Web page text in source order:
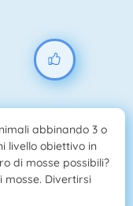
abbinando 3 o
livello obiettivo in
di mosse possibili?
mosse. Divertirsi